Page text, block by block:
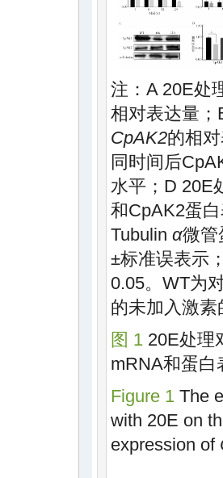
注：A 20E处
相对表达量
CpAK2的相
同时间后
水平；D 20E
和CpAK2蛋
Tubulin α微管
±标准误表示
0.05。WT为
的未加入激
图 1 20E处理
mRNA和蛋白
Figure 1 The
with 20E on
expression of